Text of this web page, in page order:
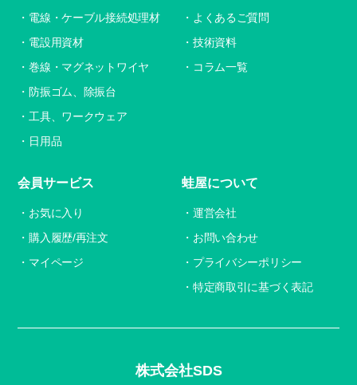
株式会社SDS
電線・ケーブル接続処理材
電設用資材
巻線・マグネットワイヤ
防振ゴム、除振台
工具、ワークウェア
日用品
よくあるご質問
技術資料
コラム一覧
会員サービス
お気に入り
購入履歴/再注文
マイページ
蛙屋について
運営会社
お問い合わせ
プライバシーポリシー
特定商取引に基づく表記